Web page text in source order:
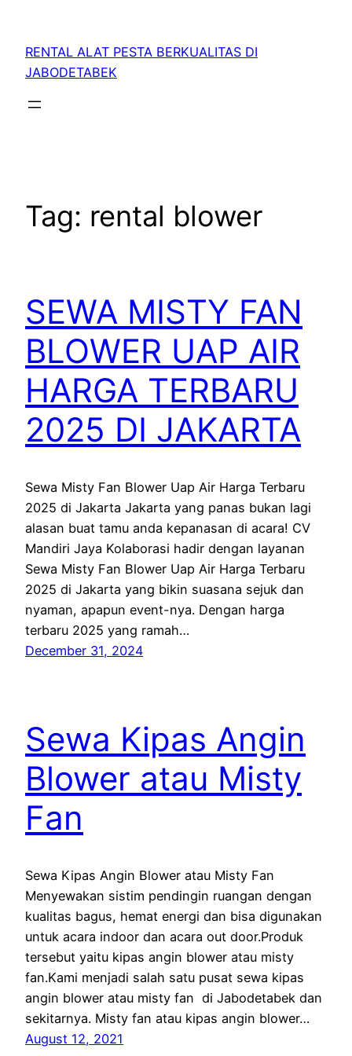
RENTAL ALAT PESTA BERKUALITAS DI
JABODETABEK
Tag: rental blower
SEWA MISTY FAN
BLOWER UAP AIR
HARGA TERBARU
2025 DI JAKARTA
Sewa Misty Fan Blower Uap Air Harga Terbaru
2025 di Jakarta Jakarta yang panas bukan lagi
alasan buat tamu anda kepanasan di acara! CV
Mandiri Jaya Kolaborasi hadir dengan layanan
Sewa Misty Fan Blower Uap Air Harga Terbaru
2025 di Jakarta yang bikin suasana sejuk dan
nyaman, apapun event-nya. Dengan harga
terbaru 2025 yang ramah…
December 31, 2024
Sewa Kipas Angin
Blower atau Misty
Fan
Sewa Kipas Angin Blower atau Misty Fan
Menyewakan sistim pendingin ruangan dengan
kualitas bagus, hemat energi dan bisa digunakan
untuk acara indoor dan acara out door.Produk
tersebut yaitu kipas angin blower atau misty
fan.Kami menjadi salah satu pusat sewa kipas
angin blower atau misty fan di Jabodetabek dan
sekitarnya. Misty fan atau kipas angin blower…
August 12, 2021